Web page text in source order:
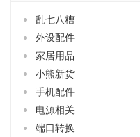
乱七八糟
外设配件
家居用品
小熊新货
手机配件
电源相关
端口转换